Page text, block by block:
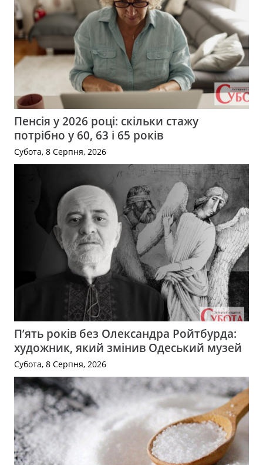
Пенсія у 2026 році: скільки стажу
потрібно у 60, 63 і 65 років
Субота, 8 Серпня, 2026
П’ять років без Олександра Ройтбурда:
художник, який змінив Одеський музей
Субота, 8 Серпня, 2026